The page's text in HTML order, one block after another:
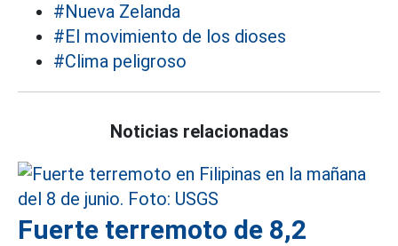
#Nueva Zelanda
#El movimiento de los dioses
#Clima peligroso
Noticias relacionadas
Fuerte terremoto de 8,2